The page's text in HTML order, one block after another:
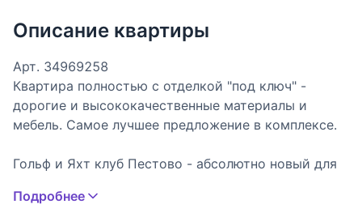
Описание квартиры
Арт. 34969258
Квартира полностью с отделкой "под ключ" -
дорогие и высококачественные материалы и
мебель. Самое лучшее предложение в комплексе.
Гольф и Яхт клуб Пестово - абсолютно новый для
традиции английского загородного клуба: гольф-
Подробнее